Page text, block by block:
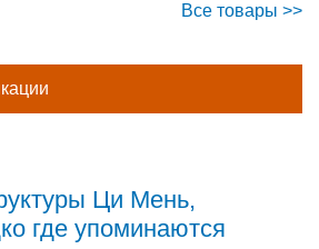
Все товары >>
Ци Мень,
где упоминаются